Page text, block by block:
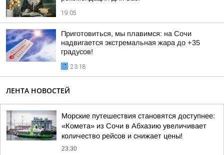
19:05
Приготовиться, мы плавимся: на Сочи
надвигается экстремальная жара до +35
градусов!
23:18
ЛЕНТА НОВОСТЕЙ
Морские путешествия становятся доступнее:
«Комета» из Сочи в Абхазию увеличивает
количество рейсов и снижает цены!
23:30